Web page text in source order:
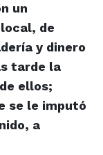
un
de
y dinero
tarde la
ellos;
se le imputó
a